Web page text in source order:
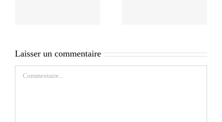
Laisser un commentaire
Commentaire